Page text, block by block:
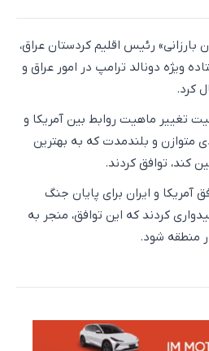
بارزانی» رئیس اقلیم کردستان عراق،
ویژه دونالد ترامپ در امور عراق و
کرد.
تغییر ماهیت روابط بین آمریکا و
متوازن و بلندمدت که به بهترین
کند، توافق کردند.
آمریکا و ایران برای پایان جنگ
کردند که این توافق، منجر به
منطقه شود.